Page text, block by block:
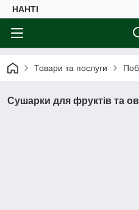
НАНTI
Товари та послуги
Сушарки для фруктів та